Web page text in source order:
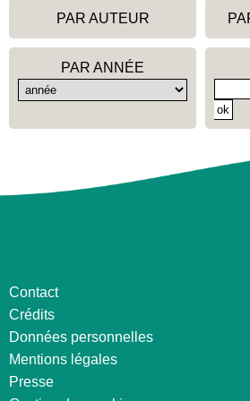
PAR AUTEUR
PAR ANNÉE
Contact
Crédits
Données personnelles
Mentions légales
Presse